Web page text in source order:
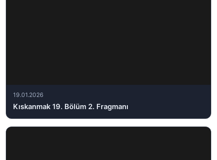
19.01.2026
Kıskanmak 19. Bölüm 2. Fragmanı